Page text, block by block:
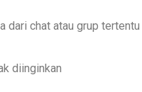
dari chat atau grup tertentu
diinginkan